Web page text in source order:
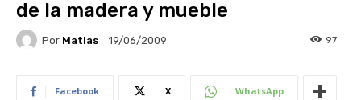
de la madera y mueble
Por Matias 19/06/2009 97
Facebook X WhatsApp